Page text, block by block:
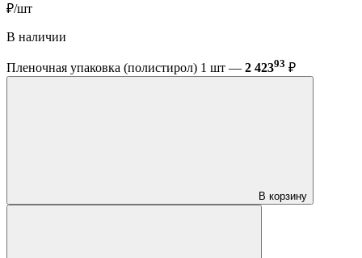
₽/шт
В наличии
Пленочная упаковка (полистирол) 1 шт — 2 42393 ₽
В корзину